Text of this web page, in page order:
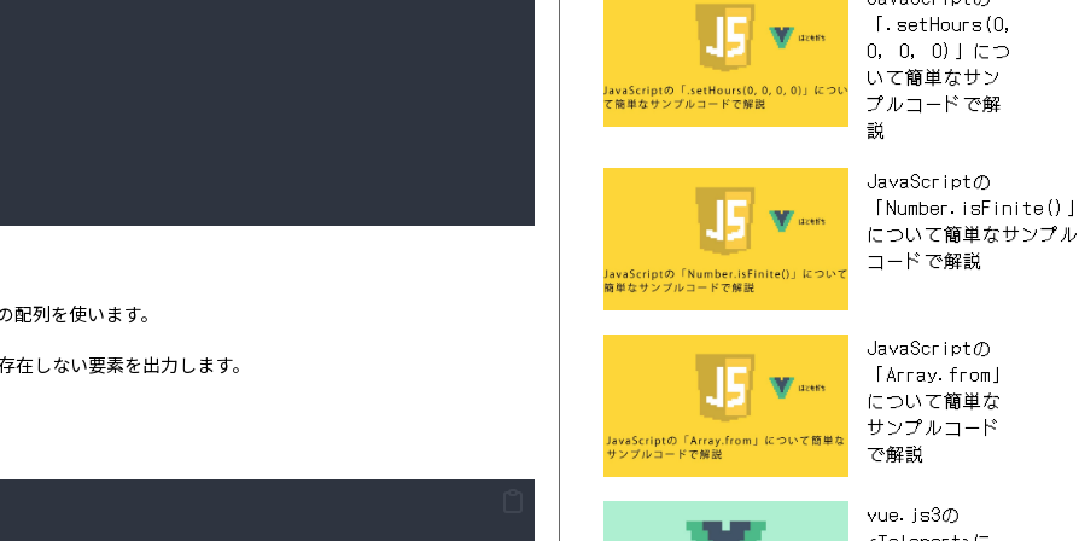
列を使います。
しない要素を出力します。
「.setHours(0,
0, 0, 0)」につ
いて簡単なサン
プルコードで解
説
JavaScriptの
「Number.isFinite()
について簡単なサンプル
コードで解説
JavaScriptの
「Array.from」
について簡単な
サンプルコード
で解説
vue.js3の